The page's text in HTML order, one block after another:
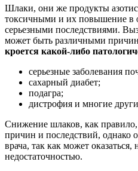
Шлаки, они же продукты
токсичными и их повышение в
серьезными последствиями.
может быть различными
кроется какой-либо
серьезные заболевания
сахарный диабет;
подагра;
дистрофия и многие
Снижение шлаков, как правило,
причин и последствий, однако
врача, так как может
недостаточностью.